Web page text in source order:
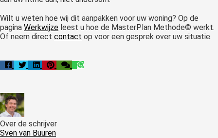
Wilt u weten hoe wij dit aanpakken voor uw woning? Op de
pagina Werkwijze leest u hoe de MasterPlan Methode© werkt.
Of neem direct contact op voor een gesprek over uw situatie.
Over de schrijver
Sven van Buuren